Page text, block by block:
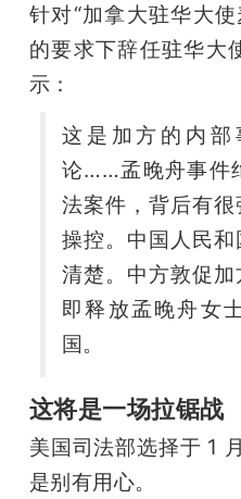
针对“加拿大驻华大
的要求下辞任驻华大
示：
这是加方的内
论……孟晚舟事件
法案件，背后有
操控。中国人民
清楚。中方敦促
即释放孟晚舟女
国。
这将是一场拉锯战
美国司法部选择于 1
是别有用心。